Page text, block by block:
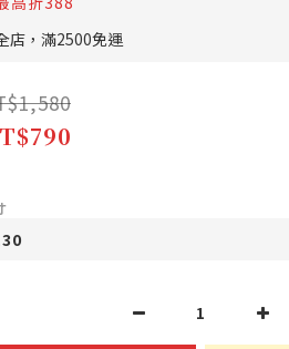
店，滿2500免運